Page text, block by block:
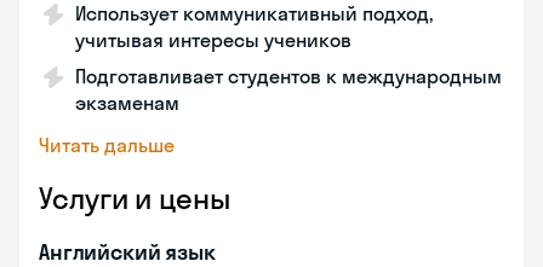
Использует коммуникативный подход,
учитывая интересы учеников
Подготавливает студентов к международным
экзаменам
Читать дальше
Услуги и цены
Английский язык